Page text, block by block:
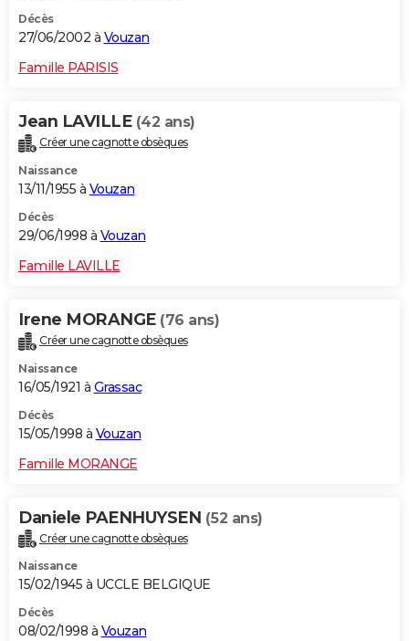
Décès
27/06/2002 à Vouzan
Famille PARISIS
Jean LAVILLE (42 ans)
Créer une cagnotte obsèques
Naissance
13/11/1955 à Vouzan
Décès
29/06/1998 à Vouzan
Famille LAVILLE
Irene MORANGE (76 ans)
Créer une cagnotte obsèques
Naissance
16/05/1921 à Grassac
Décès
15/05/1998 à Vouzan
Famille MORANGE
Daniele PAENHUYSEN (52 ans)
Créer une cagnotte obsèques
Naissance
15/02/1945 à UCCLE BELGIQUE
Décès
08/02/1998 à Vouzan